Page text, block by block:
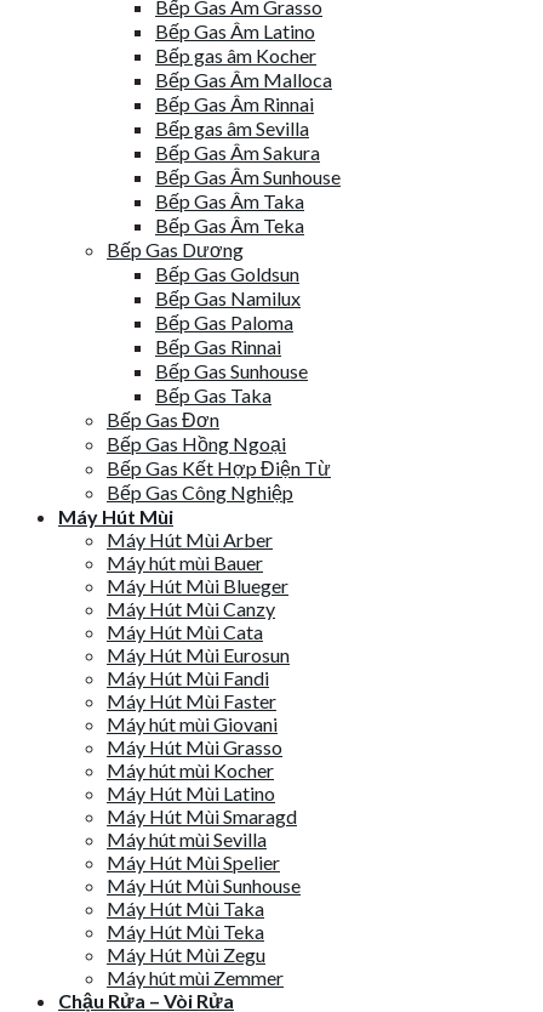
Bếp Gas Âm Grasso
Bếp Gas Âm Latino
Bếp gas âm Kocher
Bếp Gas Âm Malloca
Bếp Gas Âm Rinnai
Bếp gas âm Sevilla
Bếp Gas Âm Sakura
Bếp Gas Âm Sunhouse
Bếp Gas Âm Taka
Bếp Gas Âm Teka
Bếp Gas Dương
Bếp Gas Goldsun
Bếp Gas Namilux
Bếp Gas Paloma
Bếp Gas Rinnai
Bếp Gas Sunhouse
Bếp Gas Taka
Bếp Gas Đơn
Bếp Gas Hồng Ngoại
Bếp Gas Kết Hợp Điện Từ
Bếp Gas Công Nghiệp
Máy Hút Mùi
Máy Hút Mùi Arber
Máy hút mùi Bauer
Máy Hút Mùi Blueger
Máy Hút Mùi Canzy
Máy Hút Mùi Cata
Máy Hút Mùi Eurosun
Máy Hút Mùi Fandi
Máy Hút Mùi Faster
Máy hút mùi Giovani
Máy Hút Mùi Grasso
Máy hút mùi Kocher
Máy Hút Mùi Latino
Máy Hút Mùi Smaragd
Máy hút mùi Sevilla
Máy Hút Mùi Spelier
Máy Hút Mùi Sunhouse
Máy Hút Mùi Taka
Máy Hút Mùi Teka
Máy Hút Mùi Zegu
Máy hút mùi Zemmer
Chậu Rửa – Vòi Rửa